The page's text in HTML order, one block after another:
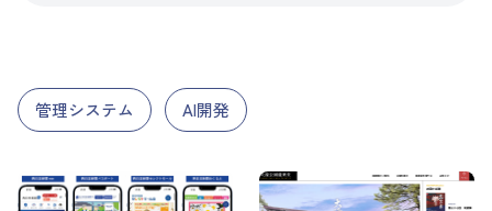
管理システム AI開発